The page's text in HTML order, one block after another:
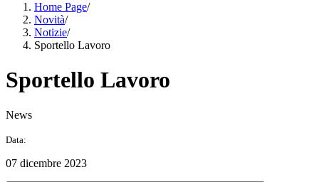
Home Page/
Novità/
Notizie/
Sportello Lavoro
Sportello Lavoro
News
Data:
07 dicembre 2023